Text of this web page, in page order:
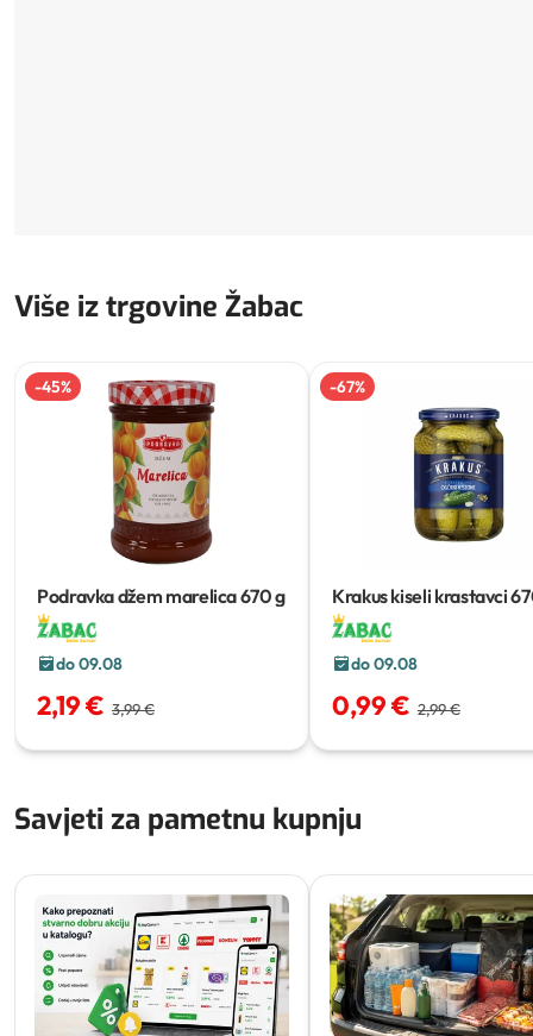
Više iz trgovine Žabac
-45%
Podravka džem marelica670 g
do 09.08
2,19 € 3,99 €
-67%
Krakus kiseli krastavci
do 09.08
0,99 € 2,99 €
Savjeti za pametnu kupnju